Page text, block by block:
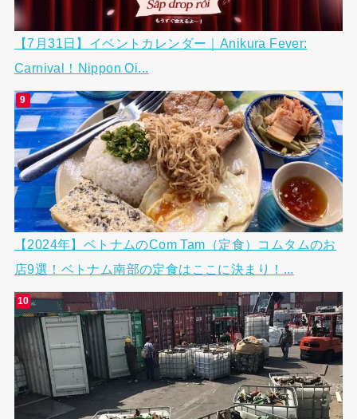
【7月31日】イベントカレンダー｜Anikura Fever:
Carnival！Nippon Oi...
【2024年】ベトナムのCom Tam（定食）コムタムのお
店9選！ベトナム南部の定食はここに決まり！...